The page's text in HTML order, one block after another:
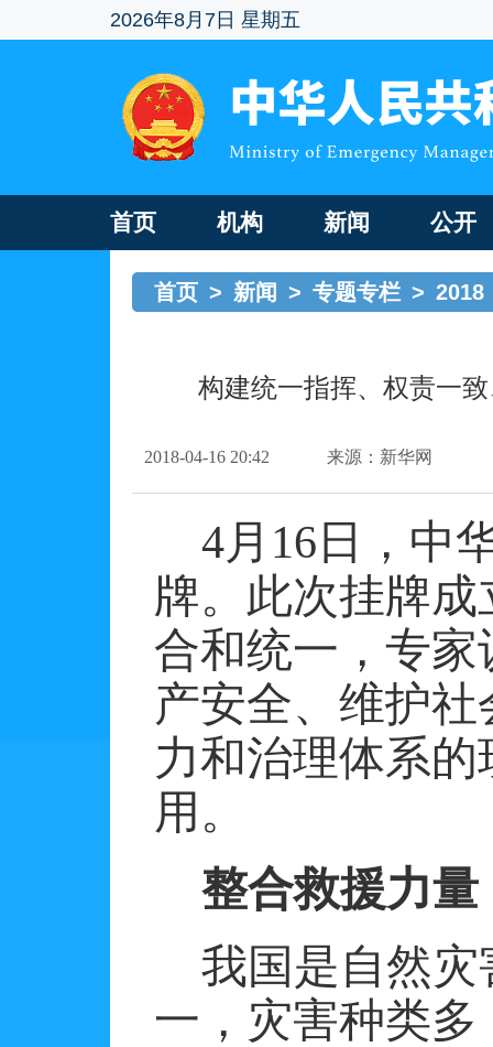
2026年8月7日 星期五
首页 机构 新闻 公开
首页 > 新闻 > 专题专栏 > 2018
构建统一指挥、权责一
2018-04-16 20:42 来源：新华网
4月16日，中
牌。此次挂牌
合和统一，专
产安全、维护
力和治理体系
用。
整合救援力
我国是自然
一，灾害种类